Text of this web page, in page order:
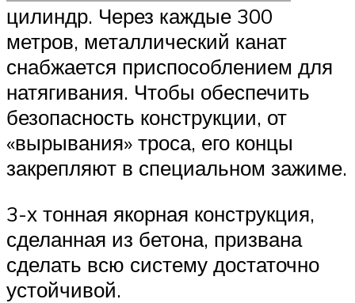
цилиндр. Через каждые 300
метров, металлический канат
снабжается приспособлением для
натягивания. Чтобы обеспечить
безопасность конструкции, от
«вырывания» троса, его концы
закрепляют в специальном зажиме.
3-х тонная якорная конструкция,
сделанная из бетона, призвана
сделать всю систему достаточно
устойчивой.